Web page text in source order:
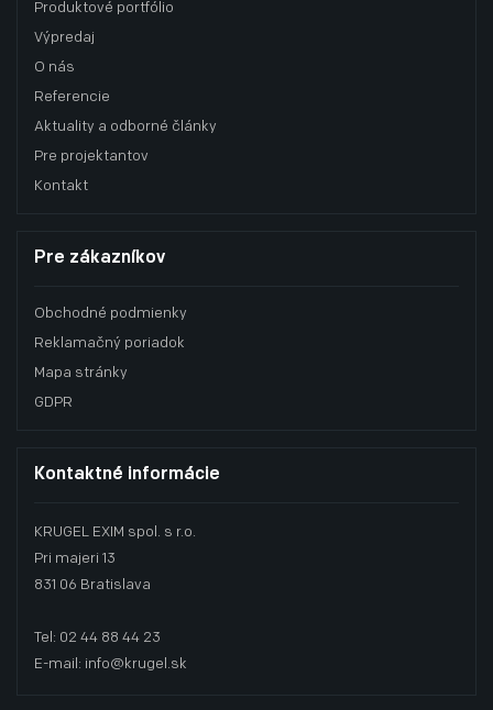
Produktové portfólio
Výpredaj
O nás
Referencie
Aktuality a odborné články
Pre projektantov
Kontakt
Pre zákazníkov
Obchodné podmienky
Reklamačný poriadok
Mapa stránky
GDPR
Kontaktné informácie
KRUGEL EXIM spol. s r.o.
Pri majeri 13
831 06 Bratislava
Tel: 02 44 88 44 23
E-mail: info@krugel.sk